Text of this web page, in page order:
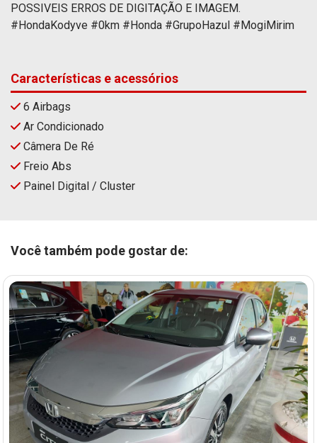
POSSIVEIS ERROS DE DIGITAÇÃO E IMAGEM.
#HondaKodyve #0km #Honda #GrupoHazul #MogiMirim
Características e acessórios
6 Airbags
Ar Condicionado
Câmera De Ré
Freio Abs
Painel Digital / Cluster
Você também pode gostar de: